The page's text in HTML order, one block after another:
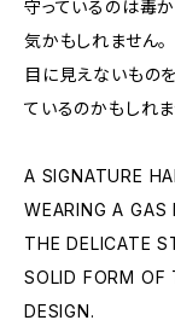
守っているのは毒
気かもしれません。
目に見えないもの
ているのかもしれま
A SIGNATURE
WEARING A GAS
THE DELICATE
SOLID FORM OF
DESIGN.